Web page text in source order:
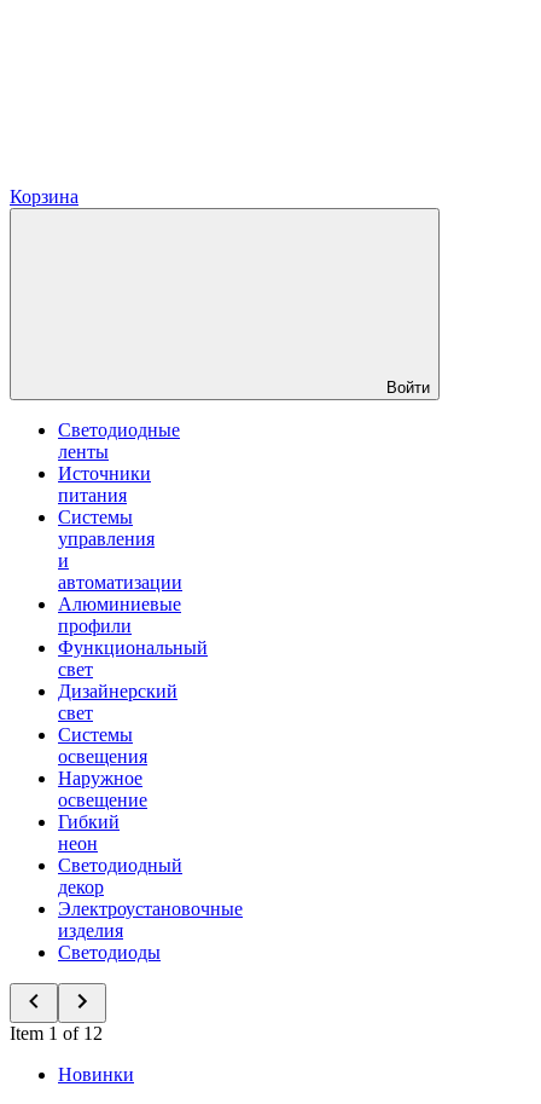
Корзина
Войти
Светодиодные
ленты
Источники
питания
Системы
управления
и
автоматизации
Алюминиевые
профили
Функциональный
свет
Дизайнерский
свет
Системы
освещения
Наружное
освещение
Гибкий
неон
Светодиодный
декор
Электроустановочные
изделия
Светодиоды
Item 1 of 12
Новинки